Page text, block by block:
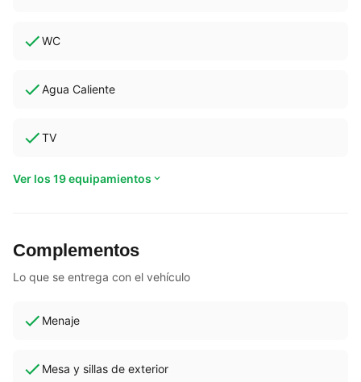
WC
Agua Caliente
TV
Ver los 19 equipamientos
Complementos
Lo que se entrega con el vehículo
Menaje
Mesa y sillas de exterior